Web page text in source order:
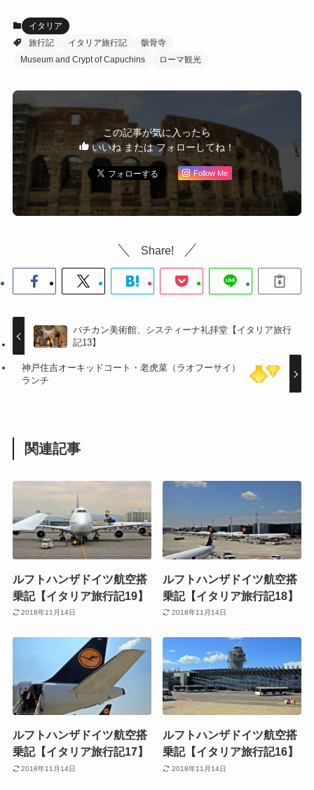
イタリア
旅行記
イタリア旅行記
骸骨寺
Museum and Crypt of Capuchins
ローマ観光
この記事が気に入ったら
いいね または フォローしてね！
Follow Me
Share!
バチカン美術館、システィーナ礼拝堂【イタリア旅行
記13】
神戸住吉オーキッドコート・老虎菜（ラオフーサイ）
ランチ
関連記事
ルフトハンザドイツ航空搭
乗記【イタリア旅行記19】
2018年11月14日
ルフトハンザドイツ航空搭
乗記【イタリア旅行記18】
2018年11月14日
ルフトハンザドイツ航空搭
乗記【イタリア旅行記17】
2018年11月14日
ルフトハンザドイツ航空搭
乗記【イタリア旅行記16】
2018年11月14日